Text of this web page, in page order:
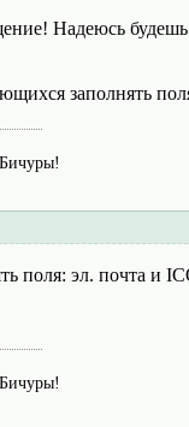
Надеюсь будешь
заполнять
поля: эл. почта и